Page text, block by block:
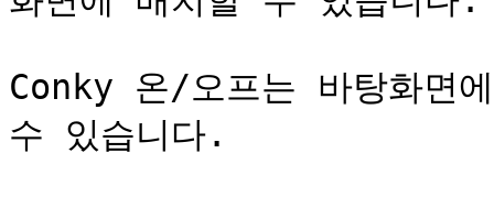
Conky 온/오프는 바탕화면
수 있습니다.